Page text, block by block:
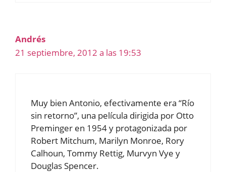
Andrés
21 septiembre, 2012 a las 19:53
Muy bien Antonio, efectivamente era “Río
sin retorno”, una película dirigida por Otto
Preminger en 1954 y protagonizada por
Robert Mitchum, Marilyn Monroe, Rory
Calhoun, Tommy Rettig, Murvyn Vye y
Douglas Spencer.